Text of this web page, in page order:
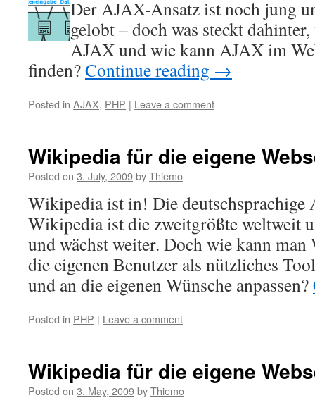
Der AJAX-Ansatz ist noch jung
gelobt – doch was steckt
AJAX und wie kann AJAX im
finden?Continue reading →
Posted in AJAX, PHP | Leave a comment
Wikipedia für die eigene
Posted on 3. July, 2009byThiemo
Wikipedia ist in! Die deutschsprachige
Wikipedia ist die zweitgrößte weltweit
und wächst weiter. Doch wie kann
die eigenen Benutzer als nützliches
und an die eigenen Wünsche anpassen?
Posted in PHP | Leave a comment
Wikipedia für die eigene
Posted on 3. May, 2009byThiemo